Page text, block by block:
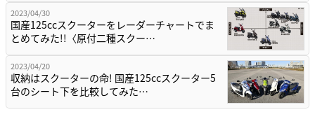
2023/04/30
国産125ccスクーターをレーダーチャートでま
とめてみた!!〈原付二種スクー…
2023/04/20
収納はスクーターの命! 国産125ccスクーター5
台のシート下を比較してみた…